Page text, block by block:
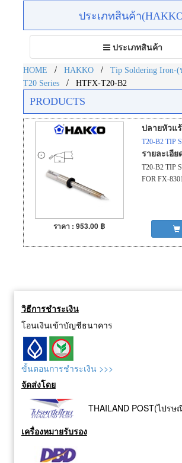
ประเภทสินค้า
Toggle
navigation
ประเภทสินค้า
HOME / HAKKO / Tip Soldering Iron-
T20 Series / HTFX-T20-B2
PRODUCTS
ปลายหัวแร้
T20-B2 TIP
รายละเอีย
T20-B2 TIP
FOR FX-
ราคา : 953.00 ฿
วิธีการชำระเงิน
โอนเงินเข้าบัญชีธนาคาร
ขั้นตอนการชำระเงิน >>>
จัดส่งโดย
THAILAND POST(ไปรษ
เครื่องหมายรับรอง